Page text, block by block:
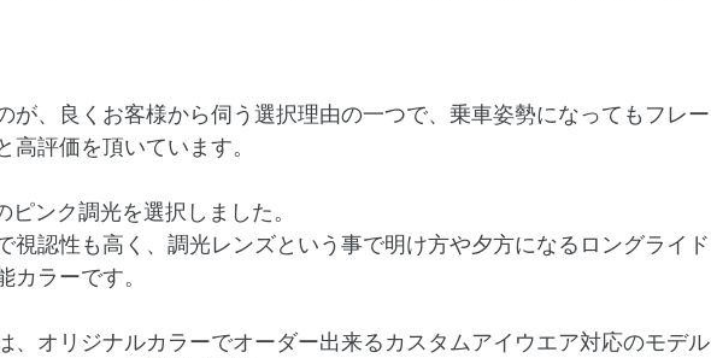
が、良くお客様から伺う選択理由の一つで、乗車姿勢になってもフレー
高評価を頂いています。
ピンク調光を選択しました。
視認性も高く、調光レンズという事で明け方や夕方になるロングライド
ラーです。
、オリジナルカラーでオーダー出来るカスタムアイウエア対応のモデル